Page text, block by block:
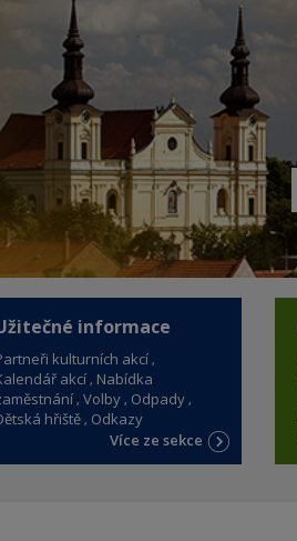
informace
kulturních akcí
akcí Nabídka
Volby Odpady
hřiště Odkazy
Více ze sekce